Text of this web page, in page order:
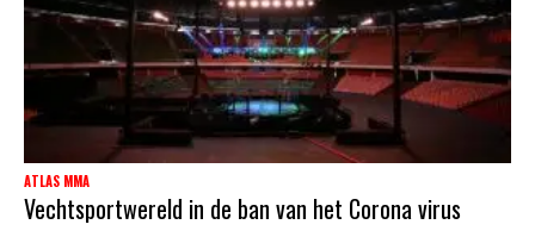
ATLAS MMA
Vechtsportwereld in de ban van het Corona virus